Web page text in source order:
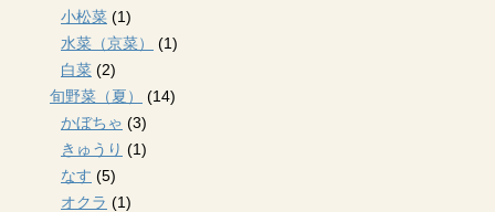
小松菜 (1)
水菜（京菜）
(1)
白菜 (2)
旬野菜（夏）
(14)
かぼちゃ (3)
きゅうり (1)
なす (5)
オクラ (1)